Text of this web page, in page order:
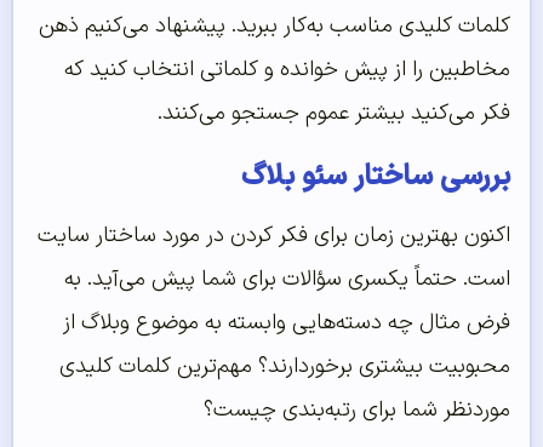
کلمات کلیدی مناسب به‌کار ببرید. پیشنهاد می‌کنیم ذهن
مخاطبین را از پیش خوانده و کلماتی انتخاب کنید که
فکر می‌کنید بیشتر عموم جستجو می‌کنند.
بررسی ساختار سئو بلاگ
اکنون بهترین زمان برای فکر کردن در مورد ساختار سایت
است. حتماً یکسری سؤالات برای شما پیش می‌آید. به
فرض مثال چه دسته‌هایی وابسته به موضوع وبلاگ از
محبوبیت بیشتری برخوردارند؟ مهم‌ترین کلمات کلیدی
موردنظر شما برای رتبه‌بندی چیست؟